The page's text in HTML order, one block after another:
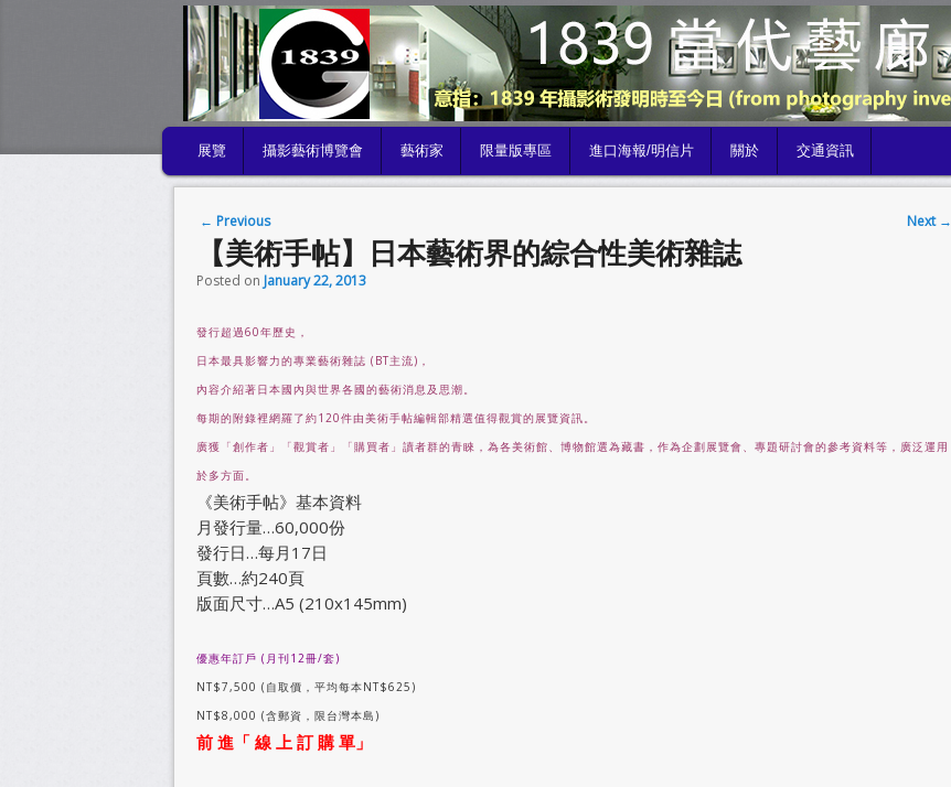
MAIN MENU
SKIP TO PRIMARY CONTENT
SKIP TO SECONDARY CONTENT
展覽 攝影藝術博覽會 藝術家 限量版專區 進口海報/明信片 關於 交通資訊
Post navigation
← Previous Next →
【美術手帖】日本藝術界的綜合性美術雜誌
Posted on January 22, 2013
發行超過60年歷史，
日本最具影響力的專業藝術雜誌 (BT主流)，
內容介紹著日本國內與世界各國的藝術消息及思潮。
每期的附錄裡網羅了約120件由美術手帖編輯部精選值得觀賞的展覽資訊。
廣獲「創作者」「觀賞者」「購買者」讀者群的青睞 ，為各美術館、博物館選為藏書，作為企劃展覽會、專題研討會的參考資料等，廣泛運用
於多方面。
《美術手帖》基本資料
月發行量…60,000份
發行日…每月17日
頁數…約240頁
版面尺寸…A5 (210x145mm)
優惠年訂戶 (月刊12冊/套)
NT$7,500 (自取價，平均每本NT$625)
NT$8,000 (含郵資，限台灣本島)
前 進「 線 上 訂 購 單 」